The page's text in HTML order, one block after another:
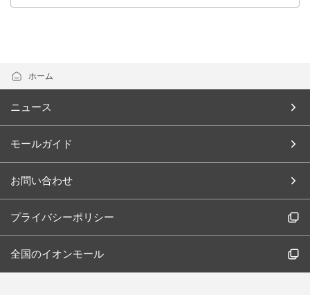
ホーム
ニュース
モールガイド
お問い合わせ
プライバシーポリシー
全国のイオンモール